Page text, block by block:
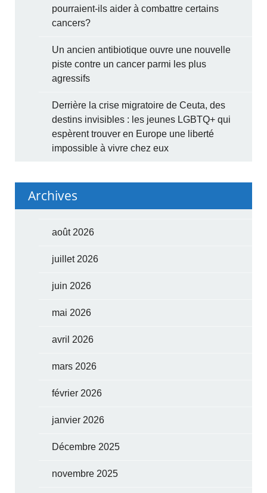
pourraient-ils aider à combattre certains
cancers?
Un ancien antibiotique ouvre une nouvelle
piste contre un cancer parmi les plus
agressifs
Derrière la crise migratoire de Ceuta, des
destins invisibles : les jeunes LGBTQ+ qui
espèrent trouver en Europe une liberté
impossible à vivre chez eux
Archives
août 2026
juillet 2026
juin 2026
mai 2026
avril 2026
mars 2026
février 2026
janvier 2026
Décembre 2025
novembre 2025